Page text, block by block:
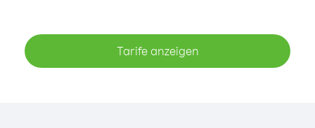
Tarife anzeigen